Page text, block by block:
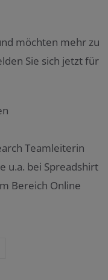
möchten mehr zu
Sie sich jetzt für
Teamleiterin
u.a. bei Spreadshirt
Bereich Online